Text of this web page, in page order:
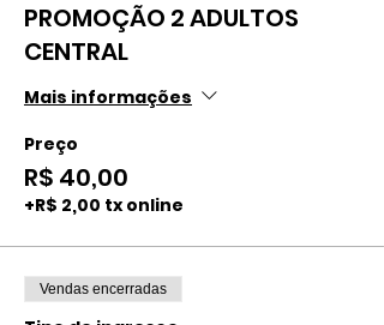
PROMOÇÃO 2 ADULTOS
CENTRAL
Mais informações
Preço
R$ 40,00
+R$ 2,00 tx online
Vendas encerradas